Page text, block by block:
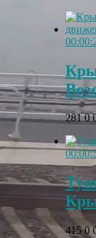
281 0
415 0